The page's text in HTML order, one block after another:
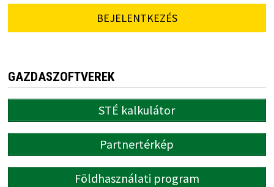
BEJELENTKEZÉS
GAZDASZOFTVEREK
STÉ kalkulátor
Partnertérkép
Földhasználati program